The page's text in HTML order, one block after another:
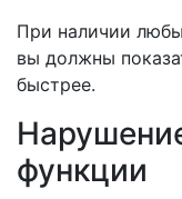
При наличии
вы должны
быстрее.
функции